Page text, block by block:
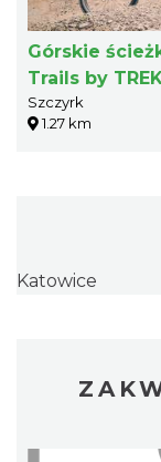
Górskie
Trails by
Szczyrk
1.27 km
Katowice